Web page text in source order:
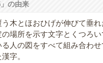
の由来
う木とほおひげが伸びて垂れ
の場所を示す文字とくつろい
る人の図をすべて組み合わせ
字。